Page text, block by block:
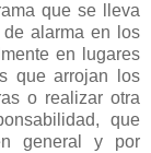
que se lleva
alarma en los
en lugares
que arrojan los
o realizar otra
que
general y por